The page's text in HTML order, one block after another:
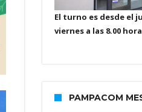
El turno es desde el
viernes a las 8.00
PAMPACOM